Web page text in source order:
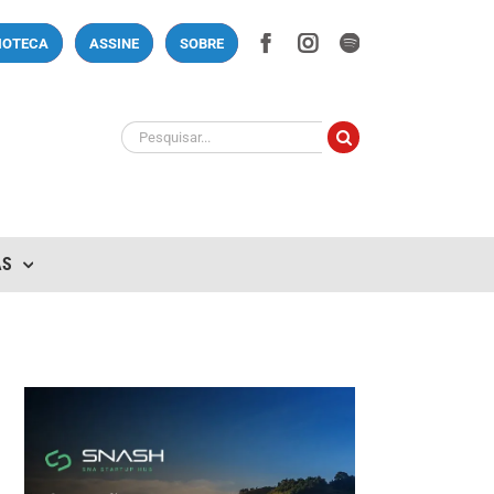
ASSINE SOBRE Facebook
Instagram
Spotify
Buscar
resultados